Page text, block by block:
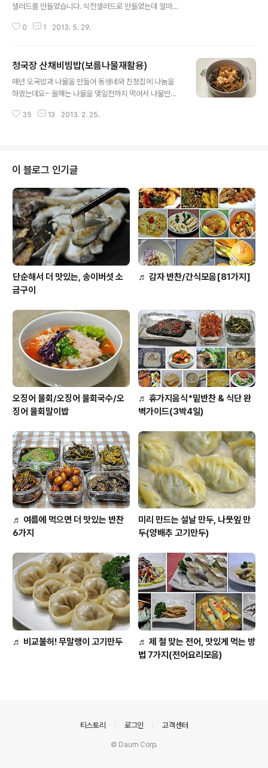
샐러드를 만들었습니다. 식전샐러드로 만들었는데 얼마나
차렸고요. 같이 차렸지만.. 샐러드 먼저 먹고.. 밥보다 먼저
러드] 상큼한 한국식샐러드 영아자무침 [참고]♬ 도시락 3
65일/1식3찬 매일도시락/도시락모음 101가지 [참고]♪소
풍&나들이 도시락모음(김밥,샌드위치,주먹밥등등) ◈ 베
한가득넘게(레몬맛 올리브오일 1숟가락, 볶은소금2분의티
0 1 2013. 5. 29.
청국장 산채비빔밥(보름나물재활용)
매년 오곡밥과 나물을 만들어 동생네와 친정집에 나눔을
하였는데요~ 올해는 나물을 몇일전까지 먹어서 나물반찬
주 작을 양을 하였어요. 그나마 이웃서 고사리와 취나물을
름날 먹었답니다. 아마도 맛짱이 주부라는 명함을 달고.. 이
렇게 작은 양을 만들것이 처음인듯~ㅎ 작은양인데도 오곡
밥과 먹고도 남았길래~ 구수한 겨우살이 청국장을 만들어
가족들이 좋아하는 산채 비빔밥을 만들었답니다. 남은 정
월대보름나물로 만든 청국장 산채비빔밥 자세한 포스팅 들
어갑니다~^^ ◈ 청국장 산채비빔밥/겨우살..
35 13 2013. 2. 25.
이 블로그 인기글
단순해서 더 맛있는, 송이버섯 소
금구이
♬ 감자 반찬/간식모음[81가지]
오징어 물회/오징어 물회국수/오
징어 물회말이밥
♬ 휴가지음식*밑반찬 & 식단 완
벽가이드(3박4일)
♬ 여름에 먹으면 더 맛있는 반찬
6가지
미리 만드는 설날 만두, 나뭇잎 만
두(양배추 고기만두)
♬ 비교불허! 무말랭이 고기만두
♬ 제 철 맞는 전어, 맛있게 먹는 방
법 7가지(전어요리모음)
티스토리 로그인 고객센터
© Daum Corp.